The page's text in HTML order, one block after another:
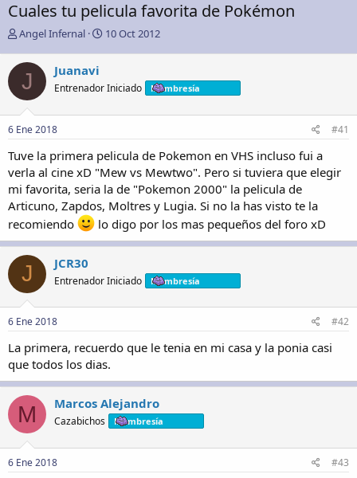
Cuales tu pelicula favorita de Pokémon
A
t
r
Angel Infernal
F
a
e
i
c
i
o
10 Oct 2012
J Juanavi
Entrenador Iniciado Membresía
6 Ene 2018 #41
Tuve la primera pelicula de Pokemon en VHS incluso fui a
verla al cine xD "Mew vs Mewtwo". Pero si tuviera que elegir
mi favorita, seria la de "Pokemon 2000" la pelicula de
Articuno, Zapdos, Moltres y Lugia. Si no la has visto te la
recomiendo
lo digo por los mas pequeños del foro xD
J JCR30
Entrenador Iniciado Membresía
6 Ene 2018 #42
La primera, recuerdo que le tenia en mi casa y la ponia casi
que todos los dias.
M Marcos Alejandro
Cazabichos Membresía
6 Ene 2018 #43